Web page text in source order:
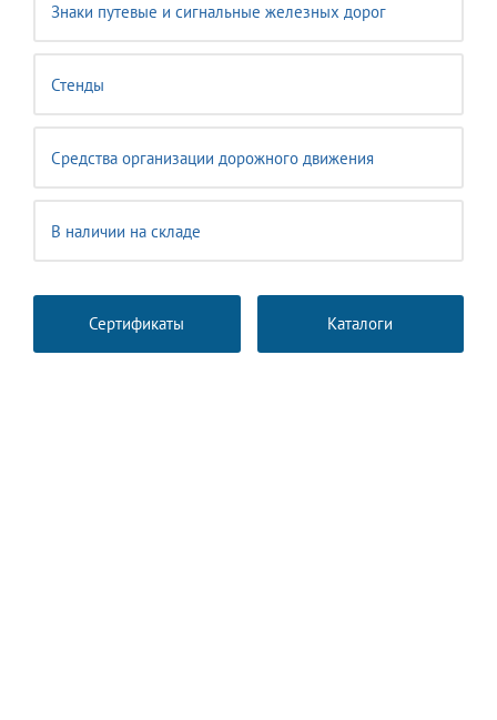
Знаки путевые и сигнальные железных дорог
Стенды
Средства организации дорожного движения
В наличии на складе
Сертификаты Каталоги